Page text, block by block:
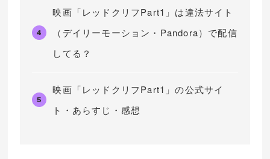
4
映画「レッドクリフPart1」は違法サイト
（デイリーモーション・Pandora）で配信
してる？
5
映画「レッドクリフPart1」の公式サイ
ト・あらすじ・感想